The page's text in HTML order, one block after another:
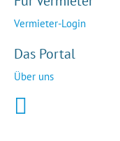
Vermieter-Login
Das Portal
Über uns